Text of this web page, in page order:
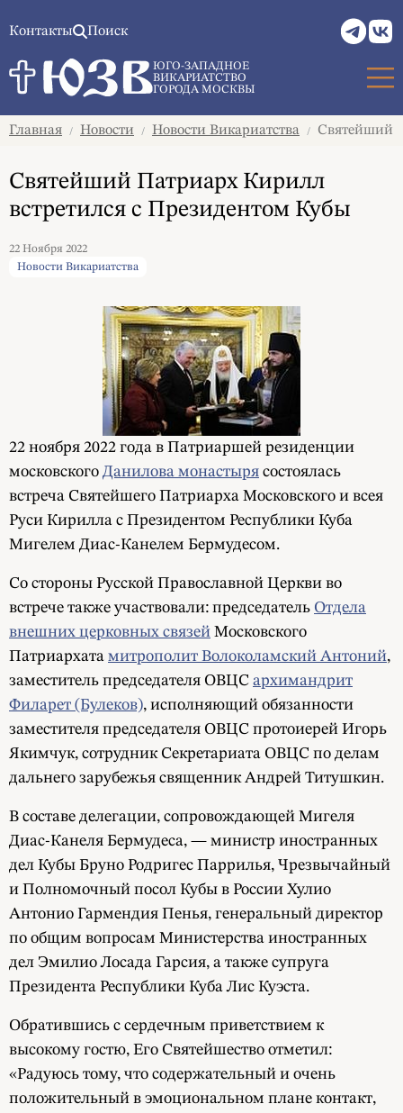
Контакты Поиск
ЮГО-ЗАПАДНОЕ
ВИКАРИАТСТВО
ГОРОДА МОСКВЫ
Главная / Новости / Новости Викариатства / Святейший
Святейший Патриарх Кирилл
встретился с Президентом Кубы
22 Ноября 2022
Новости Викариатства
22 ноября 2022 года в Патриаршей резиденции
московского Данилова монастыря состоялась
встреча Святейшего Патриарха Московского и всея
Руси Кирилла с Президентом Республики Куба
Мигелем Диас-Канелем Бермудесом.
Со стороны Русской Православной Церкви во
встрече также участвовали: председатель Отдела
внешних церковных связей Московского
Патриархата митрополит Волоколамский Антоний,
заместитель председателя ОВЦС архимандрит
Филарет (Булеков), исполняющий обязанности
заместителя председателя ОВЦС протоиерей Игорь
Якимчук, сотрудник Секретариата ОВЦС по делам
дальнего зарубежья священник Андрей Титушкин.
В составе делегации, сопровождающей Мигеля
Диас-Канеля Бермудеса, — министр иностранных
дел Кубы Бруно Родригес Паррилья, Чрезвычайный
и Полномочный посол Кубы в России Хулио
Антонио Гармендия Пенья, генеральный директор
по общим вопросам Министерства иностранных
дел Эмилио Лосада Гарсия, а также супруга
Президента Республики Куба Лис Куэста.
Обратившись с сердечным приветствием к
высокому гостю, Его Святейшество отметил:
«Радуюсь тому, что содержательный и очень
положительный в эмоциональном плане контакт,